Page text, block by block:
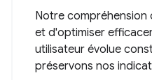
Notre compréhension
et d'optimiser
utilisateur évolue
préservons nos